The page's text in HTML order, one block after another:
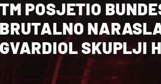
TM POSJETIO
BRUTALNO
GVARDIOL SKUPLJI